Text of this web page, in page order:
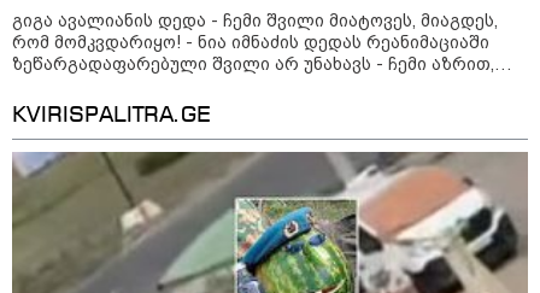
საზამთროს გამყიდველთან
ვიდეო
"ომი, რომელსაც მთელი
მსოფლიოს შთანთქმა შეუძლია:
დონალდ ტრამპმა აღარ იცის,
როგორ მოიქცეს" -The New York
Times
გიგა ავალიანის დედა - ჩემი შვილი მიატოვეს, მიაგდეს,
რომ მომკვდარიყო! - ნია იმნაძის დედას რეანიმაციაში
ზეწარგადაფარებული შვილი არ უნახავს - ჩემი აზრით,
KVIRISPALITRA.GE